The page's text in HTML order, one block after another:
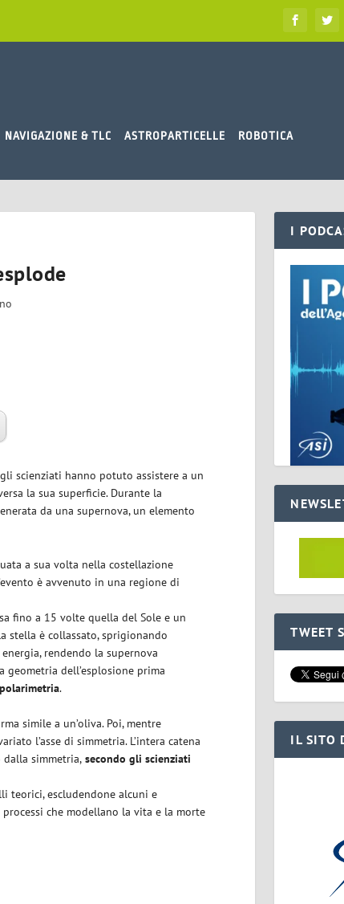
NAVIGAZIONE & TLC ASTROPARTICELLE ROBOTICA
gli scienziati hanno potuto assistere a un
la sua superficie. Durante la
da una supernova, un elemento
a sua volta nella costellazione
è avvenuto in una regione di
fino a 15 volte quella del Sole e un
stella è collassato, sprigionando
rendendo la supernova
dell’esplosione prima
.
simile a un’oliva. Poi, mentre
l’asse di simmetria. L’intera catena
simmetria, secondo gli scienziati
teorici, escludendone alcuni e
che modellano la vita e la morte
I
TWEET
IL SITO